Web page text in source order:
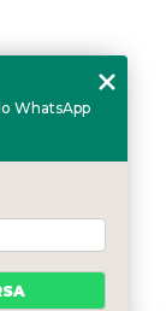
WhatsApp